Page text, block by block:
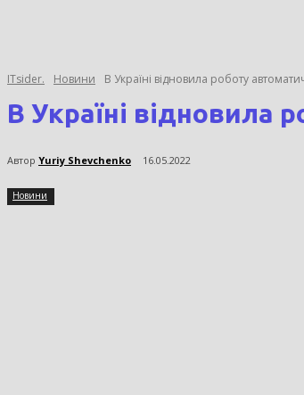
ITsider. Новини В Україні відновила роботу
В Україні відновила
Автор Yuriy Shevchenko 16.05.2022
Новини